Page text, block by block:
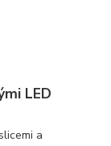
LED
a